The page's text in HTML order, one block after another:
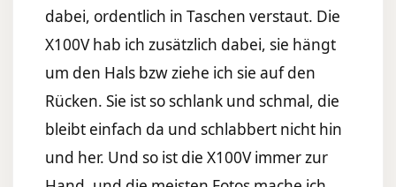
dabei, ordentlich in Taschen verstaut. Die
X100V hab ich zusätzlich dabei, sie hängt
um den Hals bzw ziehe ich sie auf den
Rücken. Sie ist so schlank und schmal, die
bleibt einfach da und schlabbert nicht hin
und her. Und so ist die X100V immer zur